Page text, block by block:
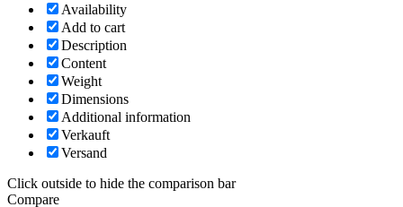
Availability
Add to cart
Description
Content
Weight
Dimensions
Additional information
Verkauft
Versand
Click outside to hide the comparison bar
Compare